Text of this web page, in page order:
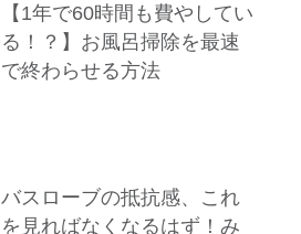
【1年で60時間も費やしてい
る！？】お風呂掃除を最速
で終わらせる方法
バスローブの抵抗感、これ
を見ればなくなるはず！み